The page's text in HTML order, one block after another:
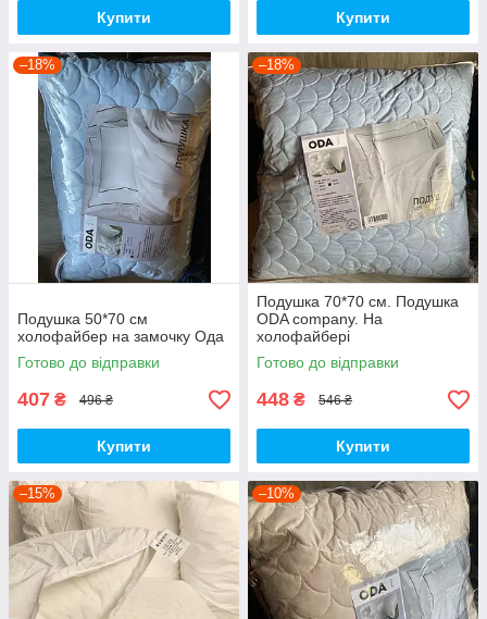
Купити Купити
–18%
Подушка 50*70 см
холофайбер на замочку Ода
Готово до відправки
407 ₴ 496 ₴
Купити
–18%
Подушка 70*70 см. Подушка
ODA company. На
холофайбері
Готово до відправки
448 ₴ 546 ₴
Купити
–15% –10%